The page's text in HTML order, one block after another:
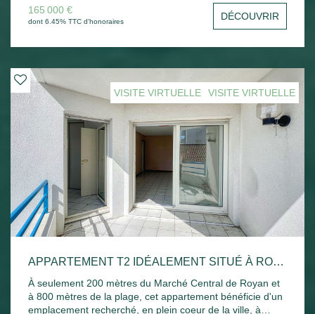
cuisine indépendante, d'une chambre, d'une salle de
bains ainsi que de WC séparés. L'appartement dispose
également d'une cave et d'une place de stationnement,
apportant un confort supplémentaire au quotidien. Vendu
investissement locatif, avec un locataire en place. Vous
apprécierez son emplacement privilégié, à deux pas du
marché central et des commerces. À découvrir sans
tarder !
165 000 €
dont 6.45% TTC d'honoraires DÉCOUVRIR
VISITE VIRTUELLE VISITE VIRTUELLE
APPARTEMENT T2 IDÉALEMENT SITUÉ À ROYAN - PROCHE MARCHÉ ET PLAGE
À seulement 200 mètres du Marché Central de Royan et
à 800 mètres de la plage, cet appartement bénéficie d'un
emplacement recherché, en plein coeur de la ville, à